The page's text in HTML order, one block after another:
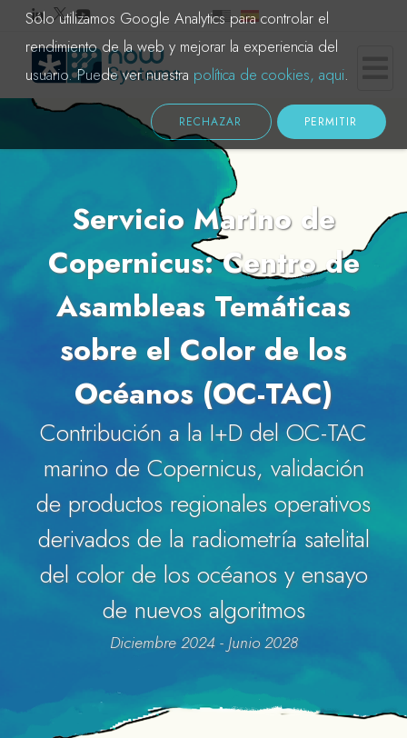
Sólo utilizamos Google Analytics para controlar el
rendimiento de la web y mejorar la experiencia del
usuario. Puede ver nuestra política de cookies, aqui.
RECHAZAR PERMITIR
Servicio Marino de
Copernicus: Centro de
Asambleas Temáticas
sobre el Color de los
Océanos (OC-TAC)
Contribución a la I+D del OC-TAC
marino de Copernicus, validación
de productos regionales operativos
derivados de la radiometría satelital
del color de los océanos y ensayo
de nuevos algoritmos
Diciembre 2024 - Junio 2028